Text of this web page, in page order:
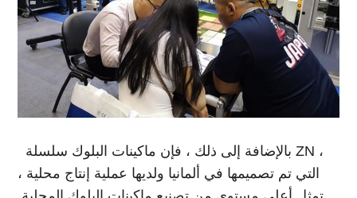
التي تم تصميمها في ألمانيا ولديها عملية إنتاج محلية ،